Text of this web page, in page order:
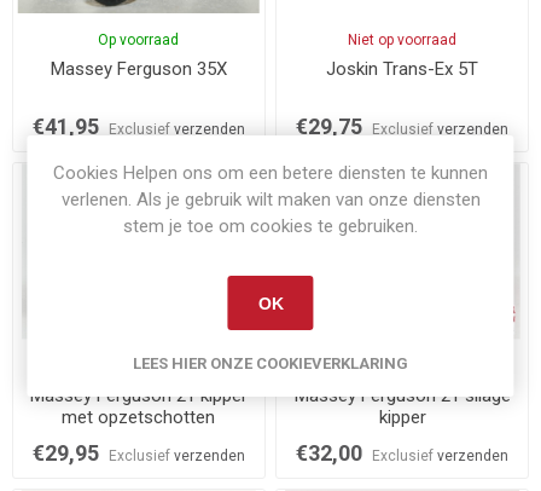
Op voorraad
Massey Ferguson 35X
€41,95 Exclusief verzenden
Niet op voorraad
Joskin Trans-Ex 5T
€29,75 Exclusiefverzenden
Niet op voorraad
Massey Ferguson 21 kipper
met opzetschotten
€29,95 Exclusief verzenden
Op voorraad
Massey Ferguson 21 silage
kipper
€32,00 Exclusiefverzenden
Cookies Helpen ons om een betere diensten te kunnen
verlenen. Als je gebruik wilt maken van onze diensten
stem je toe om cookies te gebruiken.
OK
LEES HIER ONZE COOKIEVERKLARING